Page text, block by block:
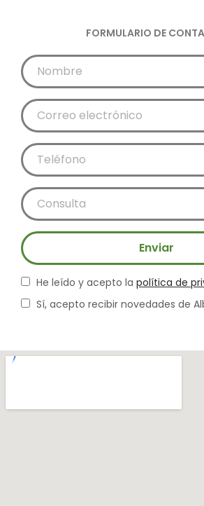
FORMULARIO DE
Enviar
He leído y acepto la política de
Sí, acepto recibir novedades de